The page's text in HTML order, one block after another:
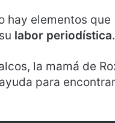
hay elementos que
labor periodística.
la mamá de
para